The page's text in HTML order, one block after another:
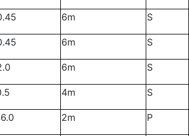
6m S
6m S
6m S
4m S
2m P